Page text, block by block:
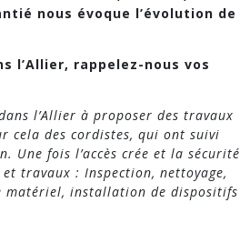
nous évoque l’évolution de
l’Allier, rappelez-nous vos
l’Allier à proposer des travaux
cela des cordistes, qui ont suivi
Une fois l’accès crée et la sécurité
travaux : Inspection, nettoyage,
matériel, installation de dispositifs